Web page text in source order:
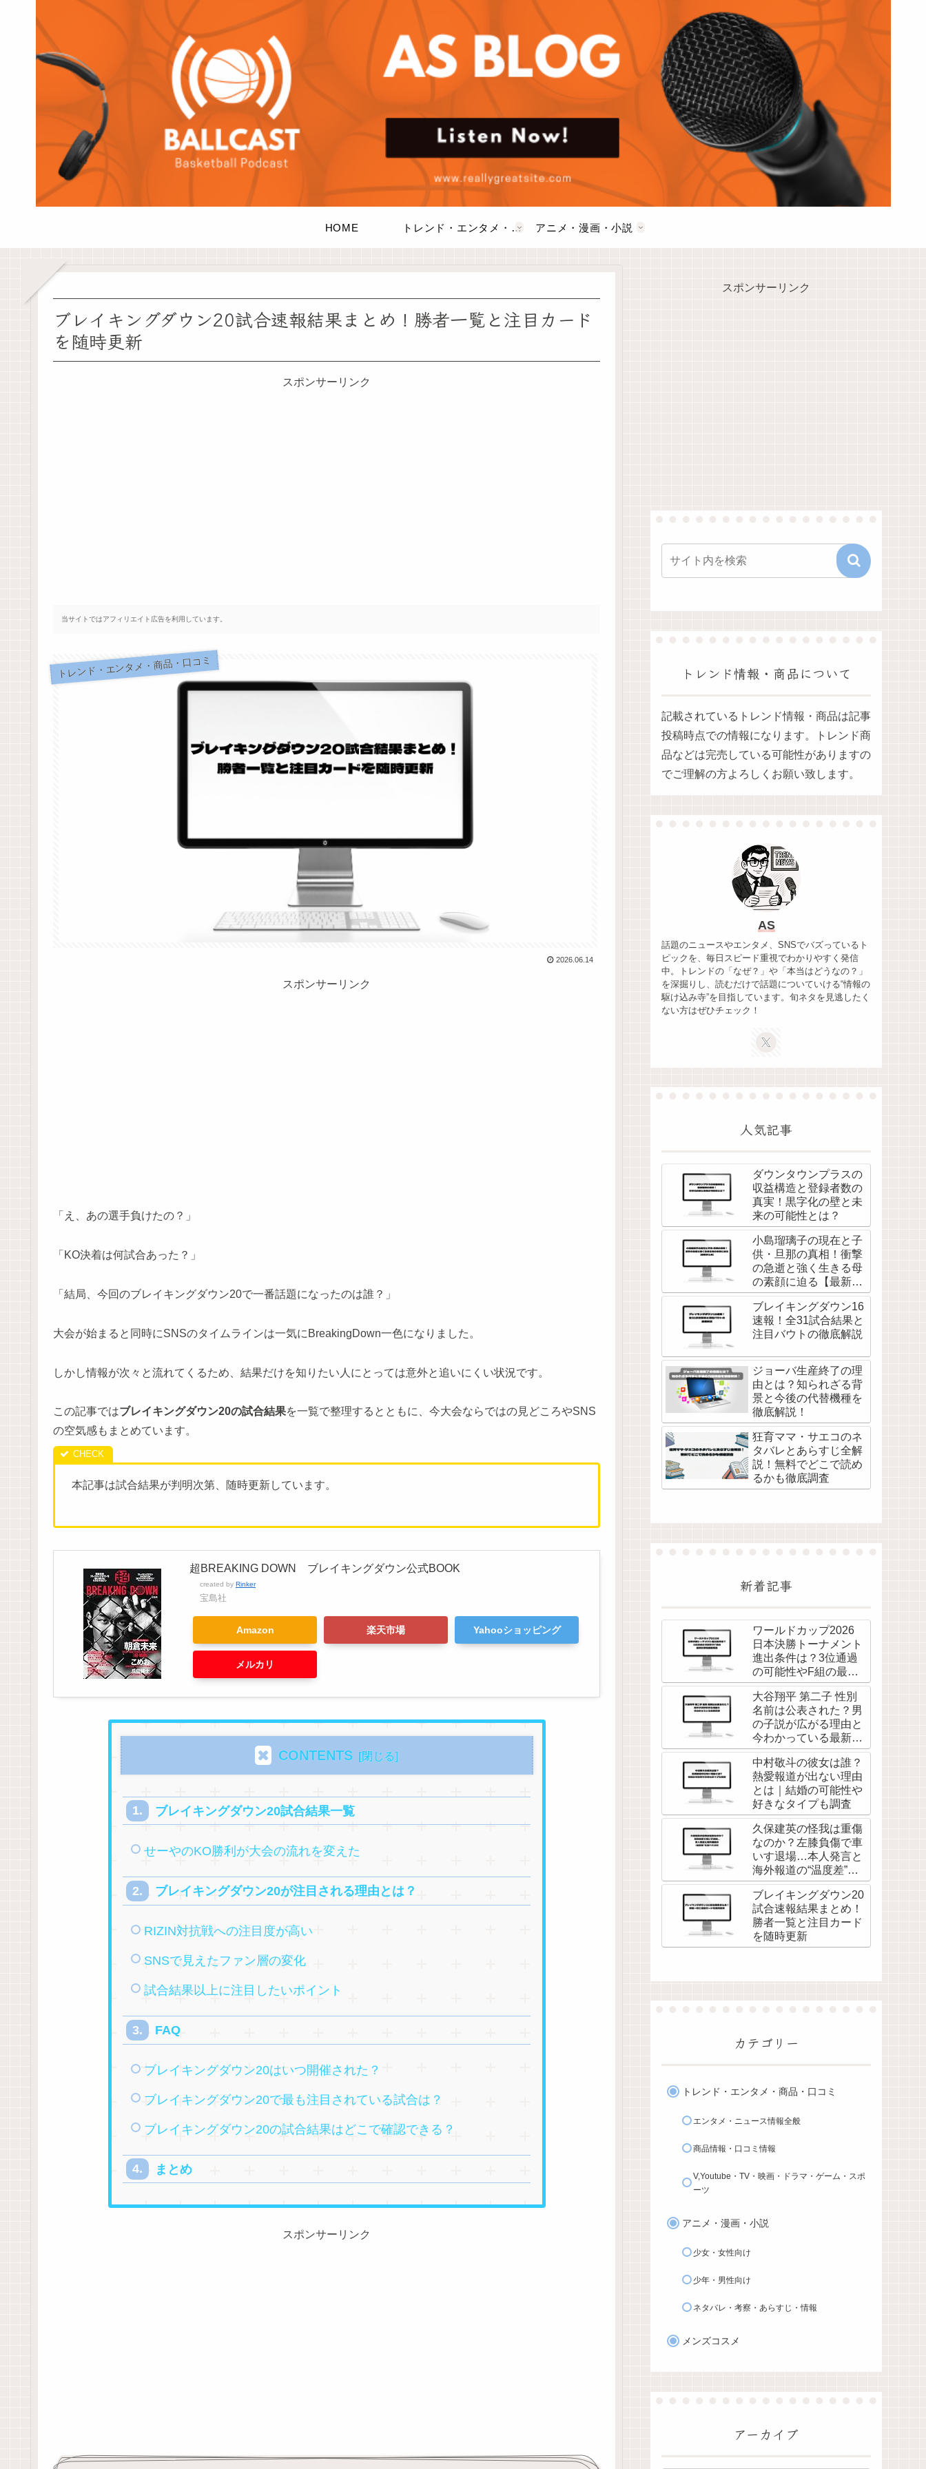
HOME トレンド・エンタメ・商品・口コミ アニメ・漫画・小説
ブレイキングダウン20試合速報結果まとめ！勝者一覧と注目カード
を随時更新
スポンサーリンク
当サイトではアフィリエイト広告を利用しています。
トレンド・エンタメ・商品・口コミ
2026.06.14
スポンサーリンク
「え、あの選手負けたの？」
「KO決着は何試合あった？」
「結局、今回のブレイキングダウン20で一番話題になったのは誰？」
大会が始まると同時にSNSのタイムラインは一気にBreakingDown一色になりました。
しかし情報が次々と流れてくるため、結果だけを知りたい人にとっては意外と追いにくい状況です。
この記事ではブレイキングダウン20の試合結果を一覧で整理するとともに、今大会ならではの見どころやSNS
の空気感もまとめています。
本記事は試合結果が判明次第、随時更新しています。
超BREAKING DOWN ブレイキングダウン公式BOOK
created by Rinker
宝島社
Amazon 楽天市場 Yahooショッピング
メルカリ
CONTENTS
ブレイキングダウン20試合結果一覧
せーやのKO勝利が大会の流れを変えた
ブレイキングダウン20が注目される理由とは？
RIZIN対抗戦への注目度が高い
SNSで見えたファン層の変化
試合結果以上に注目したいポイント
FAQ
ブレイキングダウン20はいつ開催された？
ブレイキングダウン20で最も注目されている試合は？
ブレイキングダウン20の試合結果はどこで確認できる？
まとめ
スポンサーリンク
スポンサーリンク
トレンド情報・商品について
記載されているトレンド情報・商品は記事
投稿時点での情報になります。トレンド商
品などは完売している可能性がありますの
でご理解の方よろしくお願い致します。
AS
話題のニュースやエンタメ、SNSでバズっているト
ピックを、毎日スピード重視でわかりやすく発信
中。トレンドの「なぜ？」や「本当はどうなの？」
を深掘りし、読むだけで話題についていける“情報の
駆け込み寺”を目指しています。旬ネタを見逃したく
ない方はぜひチェック！
人気記事
ダウンタウンプラスの
収益構造と登録者数の
真実！黒字化の壁と未
来の可能性とは？
小島瑠璃子の現在と子
供・旦那の真相！衝撃
の急逝と強く生きる母
の素顔に迫る【最新ま
とめ】
ブレイキングダウン16
速報！全31試合結果と
注目バウトの徹底解説
ジョーバ生産終了の理
由とは？知られざる背
景と今後の代替機種を
徹底解説！
狂育ママ・サエコのネ
タバレとあらすじ全解
説！無料でどこで読め
るかも徹底調査
新着記事
ワールドカップ2026
日本決勝トーナメント
進出条件は？3位通過
の可能性やF組の最新
状況を徹底解説
大谷翔平 第二子 性別
名前は公表された？男
の子説が広がる理由と
今わかっている最新情
報
中村敬斗の彼女は誰？
熱愛報道が出ない理由
とは｜結婚の可能性や
好きなタイプも調査
久保建英の怪我は重傷
なのか？左膝負傷で車
いす退場…本人発言と
海外報道の“温度差”を
調べてみた
ブレイキングダウン20
試合速報結果まとめ！
勝者一覧と注目カード
を随時更新
カテゴリー
トレンド・エンタメ・商品・口コミ
エンタメ・ニュース情報全般
商品情報・口コミ情報
V,Youtube・TV・映画・ドラマ・ゲーム・スポ
ーツ
アニメ・漫画・小説
少女・女性向け
少年・男性向け
ネタバレ・考察・あらすじ・情報
メンズコスメ
アーカイブ